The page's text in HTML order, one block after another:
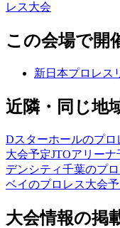
レス大会
この会場で開
新日本プロレス
近隣・同じ地
Dスターホールのプロ
大会予定JTOアリーナ
デンシティ千葉のプ
ベイのプロレス大会
大会情報の掲